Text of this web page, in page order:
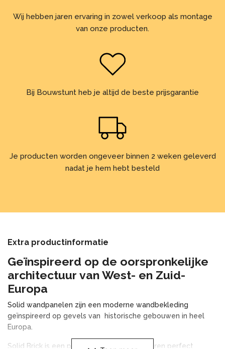
Wij hebben jaren ervaring in zowel verkoop als montage
van onze producten.
Bij Bouwstunt heb je altijd de beste prijsgarantie
Je producten worden ongeveer binnen 2 weken geleverd
nadat je hem hebt besteld
Extra productinformatie
Geïnspireerd op de oorspronkelijke
architectuur van West- en Zuid-
Europa
Solid wandpanelen zijn een moderne wandbekleding
geïnspireerd op gevels van historische gebouwen in heel
Europa.
Solid Brick is een paneel dat bakstenen muren perfect